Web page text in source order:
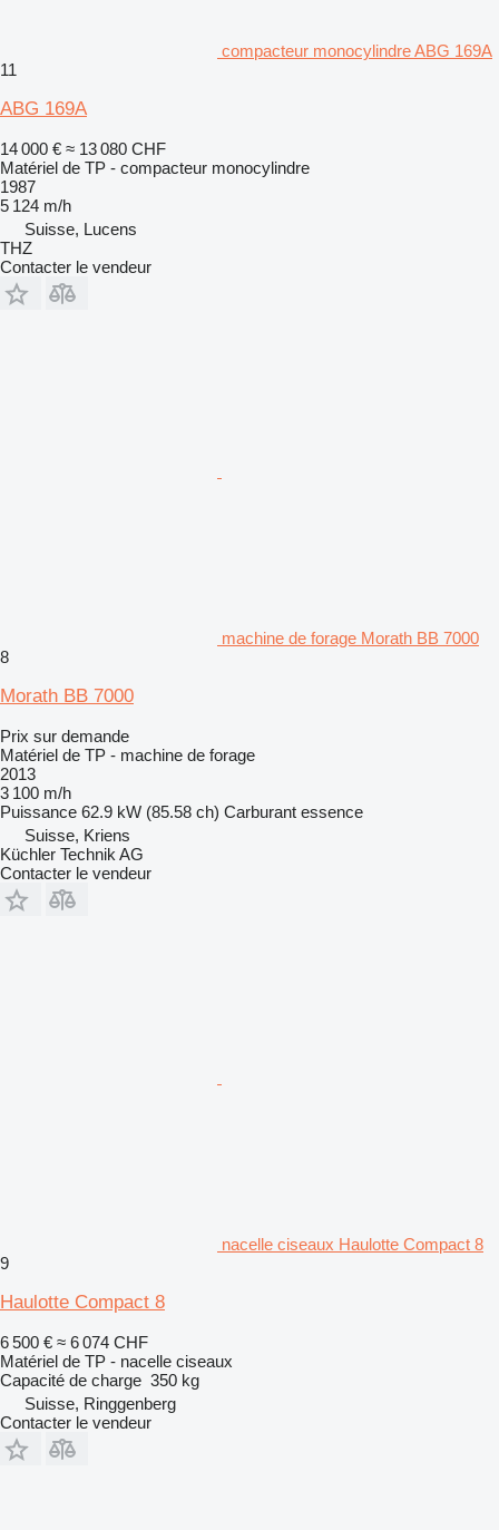
compacteur monocylindre ABG 169A
11
ABG 169A
14 000 € ≈ 13 080 CHF
Matériel de TP - compacteur monocylindre
1987
5 124 m/h
Suisse, Lucens
THZ
Contacter le vendeur
machine de forage Morath BB 7000
8
Morath BB 7000
Prix sur demande
Matériel de TP - machine de forage
2013
3 100 m/h
Puissance 62.9 kW (85.58 ch) Carburant essence
Suisse, Kriens
Küchler Technik AG
Contacter le vendeur
nacelle ciseaux Haulotte Compact 8
9
Haulotte Compact 8
6 500 € ≈ 6 074 CHF
Matériel de TP - nacelle ciseaux
Capacité de charge 350 kg
Suisse, Ringgenberg
Contacter le vendeur